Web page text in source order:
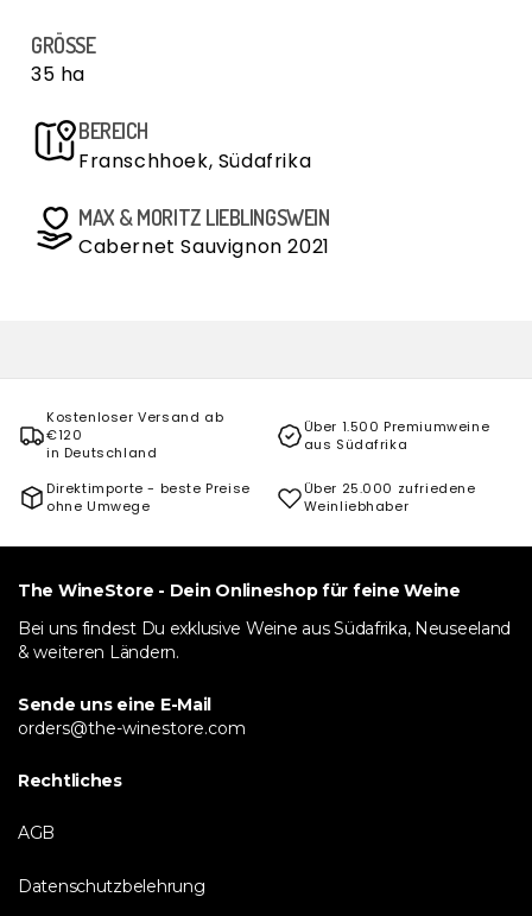
GRÖSSE
35 ha
BEREICH
Franschhoek, Südafrika
MAX & MORITZ LIEBLINGSWEIN
Cabernet Sauvignon 2021
Kostenloser Versand ab
€120
in Deutschland
Über 1.500 Premiumweine
aus Südafrika
Direktimporte - beste Preise
ohne Umwege
Über 25.000 zufriedene
Weinliebhaber
The WineStore - Dein Onlineshop für feine Weine
Bei uns findest Du exklusive Weine aus Südafrika, Neuseeland
& weiteren Ländern.
Sende uns eine E-Mail
orders@the-winestore.com
Rechtliches
AGB
Datenschutzbelehrung